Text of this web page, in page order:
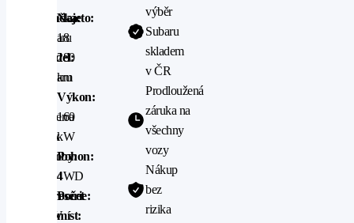
Značka:
Subaru
Model:
Subaru
Solterra
Rok
výroby:
2024
Karosérie:
SUV
Najeto:
18
280
km
Výkon:
160
kW
Pohon:
4WD
Počet
míst:
výběr
Subaru
skladem
v ČR
Prodloužená
záruka na
všechny
vozy
Nákup
bez
rizika